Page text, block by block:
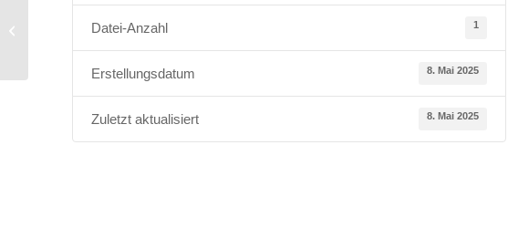
Datei-Anzahl 1
Erstellungsdatum 8. Mai 2025
Zuletzt aktualisiert 8. Mai 2025
Verabschiedung_Seniorenvertretung